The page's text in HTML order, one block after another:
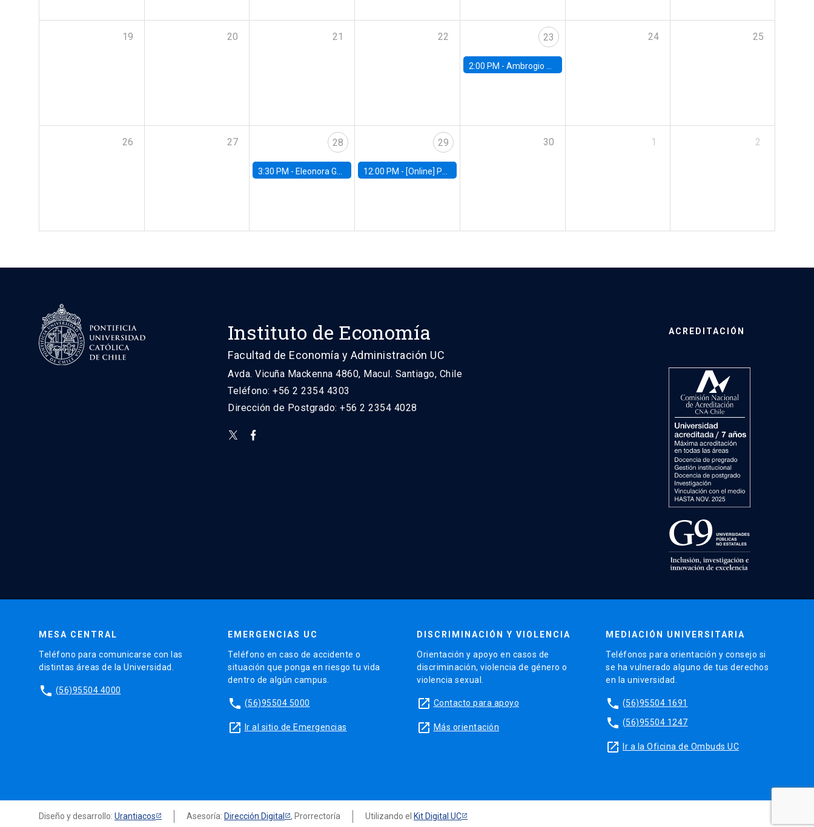
19 20 21 22 23
2:00 PM - Ambrogio Cesa-Bianchi, Bank of England
24 25
26 27 28
3:30 PM - Eleonora Guarnieri, Exeter University
29
12:00 PM - [Online] Pablo Slutzky, University of Maryland
30 1 2
Instituto de Economía
Facultad de Economía y Administración UC
Avda. Vicuña Mackenna 4860, Macul. Santiago, Chile
Teléfono: +56 2 2354 4303
Dirección de Postgrado: +56 2 2354 4028
ACREDITACIÓN
MESA CENTRAL
Teléfono para comunicarse con las
distintas áreas de la Universidad.
phone (56)95504 4000
EMERGENCIAS UC
Teléfono en caso de accidente o
situación que ponga en riesgo tu vida
dentro de algún campus.
phone (56)95504 5000
launch Ir al sitio de Emergencias
DISCRIMINACIÓN Y VIOLENCIA
Orientación y apoyo en casos de
discriminación, violencia de género o
violencia sexual.
launch Contacto para apoyo
launch Más orientación
MEDIACIÓN UNIVERSITARIA
Teléfonos para orientación y consejo si
se ha vulnerado alguno de tus derechos
en la universidad.
phone (56)95504 1691
phone (56)95504 1247
launch Ir a la Oficina de Ombuds UC
Diseño y desarrollo: Urantiacos Asesoría: Dirección Digital , Prorrectoría Utilizando el Kit Digital UC